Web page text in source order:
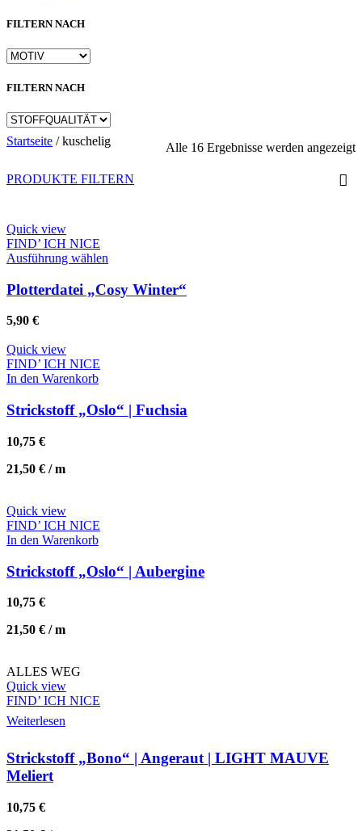
FILTERN NACH
FILTERN NACH
Startseite /kuschelig Alle 16 Ergebnisse werden angezeigt
PRODUKTE FILTERN
Quick view
FIND’ ICH NICE
Ausführung wählen
weist
mehrere
der
Produktseite
Plotterdatei „Cosy Winter“
5,90 €
Quick view
FIND’ ICH NICE
In den Warenkorb
Strickstoff „Oslo“ | Fuchsia
10,75 €
21,50 € /m
Quick view
FIND’ ICH NICE
In den Warenkorb
Strickstoff „Oslo“ | Aubergine
10,75 €
21,50 € /m
ALLES WEG
Quick view
FIND’ ICH NICE
Weiterlesen
Strickstoff „Bono“ | Angeraut | LIGHT MAUVE
Meliert
10,75 €